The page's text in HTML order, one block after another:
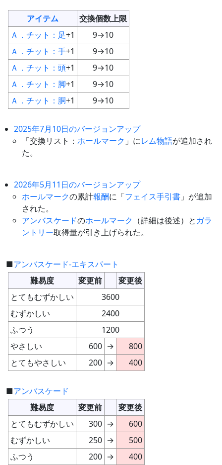
アイテム
交換個数上限
Ａ．チット：足+1
9→10
Ａ．チット：手+1
9→10
Ａ．チット：頭+1
9→10
Ａ．チット：脚+1
9→10
Ａ．チット：胴+1 9→10
2025年7月10日のバージョンアップ
「交換リスト： ホールマーク 」にレム物語が追加され
た。
2026年5月11日のバージョンアップ
ホールマークの累計報酬に「フェイス手引書 」が追加
された。
アンバスケードのホールマーク （詳細は後述）と ガラ
ントリー取得量が引き上げられた。
■アンバスケード-エキスパート
難易度
変更前
変更後
とてもむずかしい
3600
むずかしい
2400
ふつう
1200
やさしい
600 →
800
とてもやさしい
200 → 400
■アンバスケード
難易度
変更前
変更後
とてもむずかしい
300 →
600
むずかしい
250 →
500
ふつう
200 →
400